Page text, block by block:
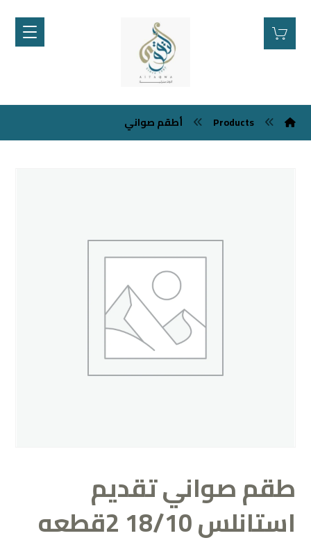
Products أطقم صواني
طقم صواني تقديم
استانلس 18/10 2قطعه